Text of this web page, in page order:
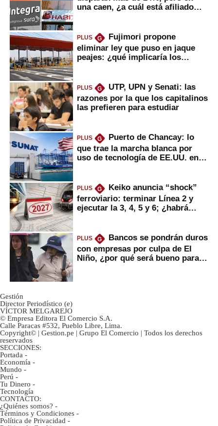
una caen, ¿a cuál está afiliado
PLUS G
Fujimori propone
eliminar ley que puso en jaque
peajes: ¿qué implicaría los
PLUS G
UTP, UPN y Senati: las
razones por la que los capitalinos
las prefieren para estudiar
PLUS G
Puerto de Chancay: lo
que trae la marcha blanca por
uso de tecnología de EE.UU. en
PLUS G
Keiko anuncia “shock”
ferroviario: terminar Línea 2 y
ejecutar la 3, 4, 5 y 6; ¿habrá
PLUS G
Bancos se pondrán duros
con empresas por culpa de El
Niño, ¿por qué será bueno para
Gestión
Director Periodístico (e)
VÍCTOR MELGAREJO
© Empresa Editora El Comercio S.A.
Calle Paracas #532, Pueblo Libre, Lima.
Copyright© | Gestion.pe | Grupo El Comercio | Todos los derechos
reservados
SECCIONES:
Portada -
Economía -
Mundo -
Perú -
Tu Dinero -
Tecnología
CONTACTO:
¿Quiénes somos? -
Términos y Condiciones -
Política de Privacidad -